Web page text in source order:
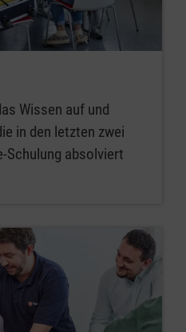
Wissen auf und
in den letzten zwei
Schulung absolviert